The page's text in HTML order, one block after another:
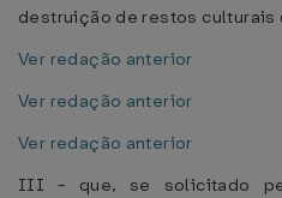
destruição de restos culturais
Ver redação anterior
Ver redação anterior
Ver redação anterior
III - que, se solicitado